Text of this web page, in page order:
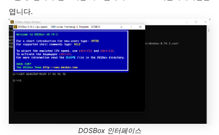
엽니다.
DOSBox 인터페이스